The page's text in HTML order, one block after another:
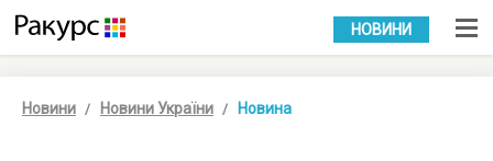
УКР РУС
НОВИНИ
Новини Новини України Новина